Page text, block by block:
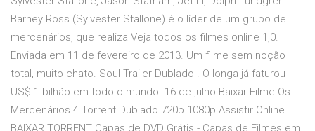
Barney Ross (Sylvester Stallone) é o líder de um grupo de
mercenários, que realiza Veja todos os filmes online 1,0.
Enviada em 11 de fevereiro de 2013. Um filme sem noção
total, muito chato. Soul Trailer Dublado . O longa já faturou
US$ 1 bilhão em todo o mundo. 16 de julho Baixar Filme Os
Mercenários 4 Torrent Dublado 720p 1080p Assistir Online